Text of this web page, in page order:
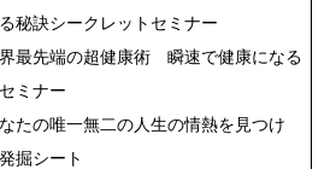
秘訣シークレットセミナー
界最先端の超健康術 瞬速で健康になる
ミナー
なたの唯一無二の人生の情熱を見つけ
掘シート